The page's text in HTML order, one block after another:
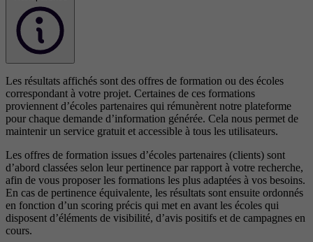
Les résultats affichés sont des offres de formation ou des écoles
correspondant à votre projet. Certaines de ces formations
proviennent d’écoles partenaires qui rémunèrent notre plateforme
pour chaque demande d’information générée. Cela nous permet de
maintenir un service gratuit et accessible à tous les utilisateurs.
Les offres de formation issues d’écoles partenaires (clients) sont
d’abord classées selon leur pertinence par rapport à votre recherche,
afin de vous proposer les formations les plus adaptées à vos besoins.
En cas de pertinence équivalente, les résultats sont ensuite ordonnés
en fonction d’un scoring précis qui met en avant les écoles qui
disposent d’éléments de visibilité, d’avis positifs et de campagnes en
cours.